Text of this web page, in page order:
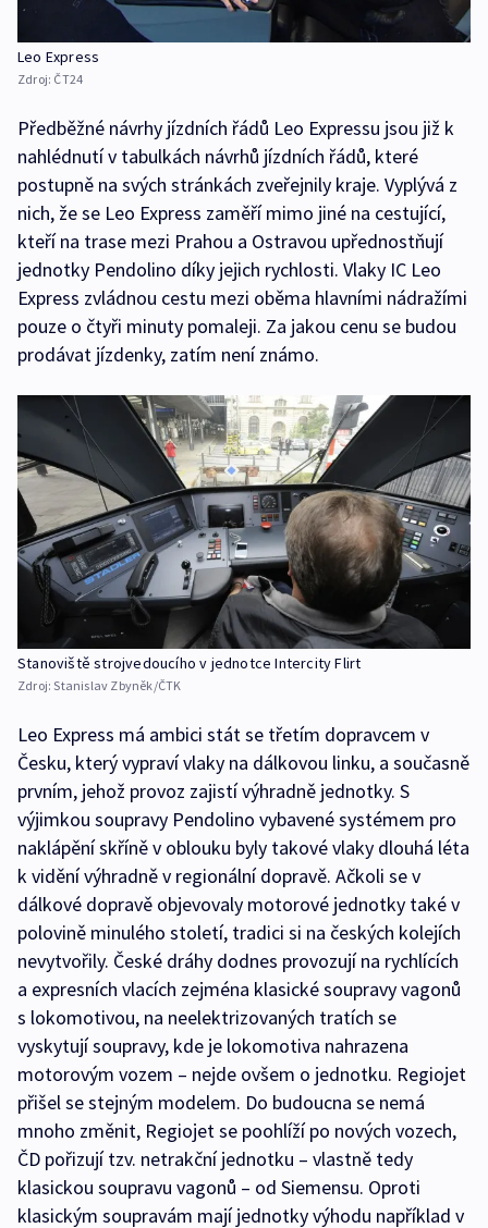
Leo Express
Zdroj: ČT24
Předběžné návrhy jízdních řádů Leo Expressu jsou již k
nahlédnutí v tabulkách návrhů jízdních řádů, které
postupně na svých stránkách zveřejnily kraje. Vyplývá z
nich, že se Leo Express zaměří mimo jiné na cestující,
kteří na trase mezi Prahou a Ostravou upřednostňují
jednotky Pendolino díky jejich rychlosti. Vlaky IC Leo
Express zvládnou cestu mezi oběma hlavními nádražími
pouze o čtyři minuty pomaleji. Za jakou cenu se budou
prodávat jízdenky, zatím není známo.
Stanoviště strojvedoucího v jednotce Intercity Flirt
Zdroj:Stanislav Zbyněk/ČTK
Leo Express má ambici stát se třetím dopravcem v
Česku, který vypraví vlaky na dálkovou linku, a současně
prvním, jehož provoz zajistí výhradně jednotky. S
výjimkou soupravy Pendolino vybavené systémem pro
naklápění skříně v oblouku byly takové vlaky dlouhá léta
k vidění výhradně v regionální dopravě. Ačkoli se v
dálkové dopravě objevovaly motorové jednotky také v
polovině minulého století, tradici si na českých kolejích
nevytvořily. České dráhy dodnes provozují na rychlících
a expresních vlacích zejména klasické soupravy vagonů
s lokomotivou, na neelektrizovaných tratích se
vyskytují soupravy, kde je lokomotiva nahrazena
motorovým vozem – nejde ovšem o jednotku. Regiojet
přišel se stejným modelem. Do budoucna se nemá
mnoho změnit, Regiojet se poohlíží po nových vozech,
ČD pořizují tzv. netrakční jednotku – vlastně tedy
klasickou soupravu vagonů – od Siemensu. Oproti
klasickým soupravám mají jednotky výhodu například v